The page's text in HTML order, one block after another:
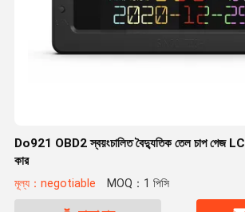
Do921 OBD2 স্বয়ংচালিত বৈদ্যুতিক তেল চাপ গেজ LCD
কার
মূল্য：negotiable MOQ：1 পিসি